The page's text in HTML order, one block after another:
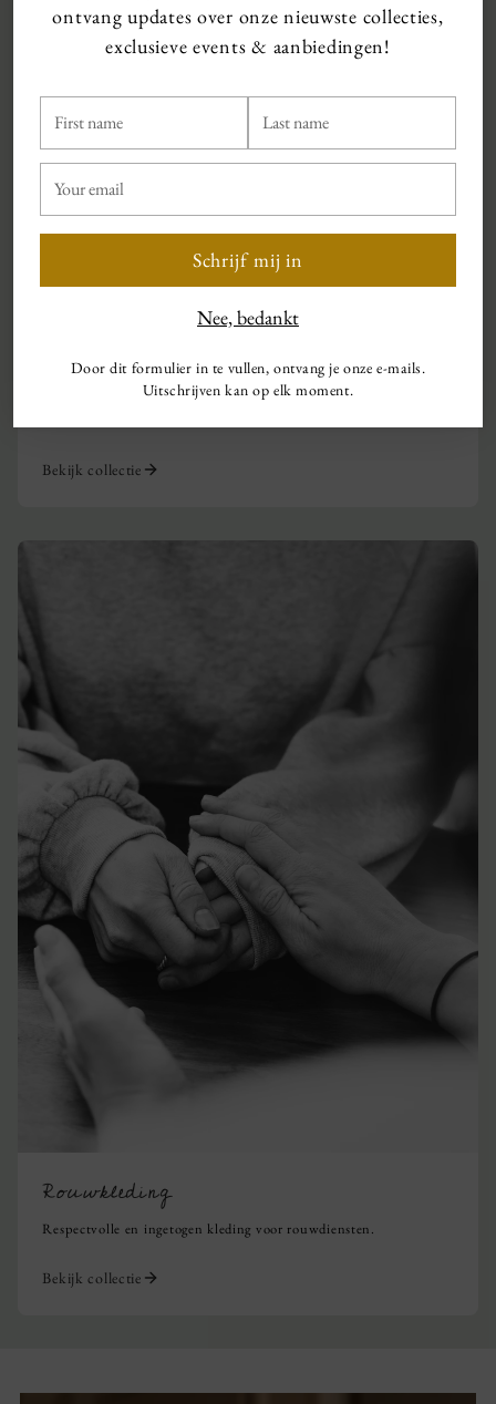
ontvang updates over onze nieuwste collecties,
exclusieve events & aanbiedingen!
Last
name
Schrijf mij in
Nee, bedankt
Door dit formulier in te vullen, ontvang je onze e-mails.
Uitschrijven kan op elk moment.
Zakelijke kleding
Professionele elegantie voor zakelijke gelegenheden van modern tot
Bekijk collectie
Rouwkleding
Respectvolle en ingetogen kleding voor rouwdiensten.
Bekijk collectie